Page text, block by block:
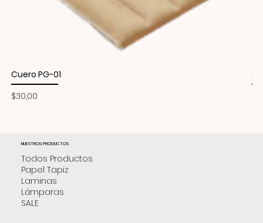
Cuero PG-01
Precio
$30,00
NUESTROS PRODUCTOS
Todos Productos
Papel Tapiz
Laminas
Lámparas
SALE